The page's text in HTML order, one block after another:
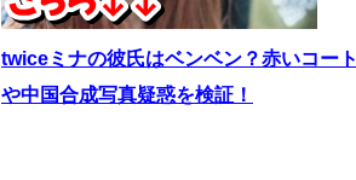
twiceミナの彼氏はベンベン？赤いコート
や中国合成写真疑惑を検証！